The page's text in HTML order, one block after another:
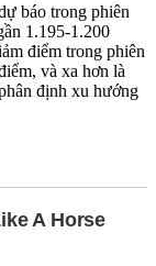
báo trong phiên
1.195-1.200
điểm trong phiên
và xa hơn là
định xu hướng